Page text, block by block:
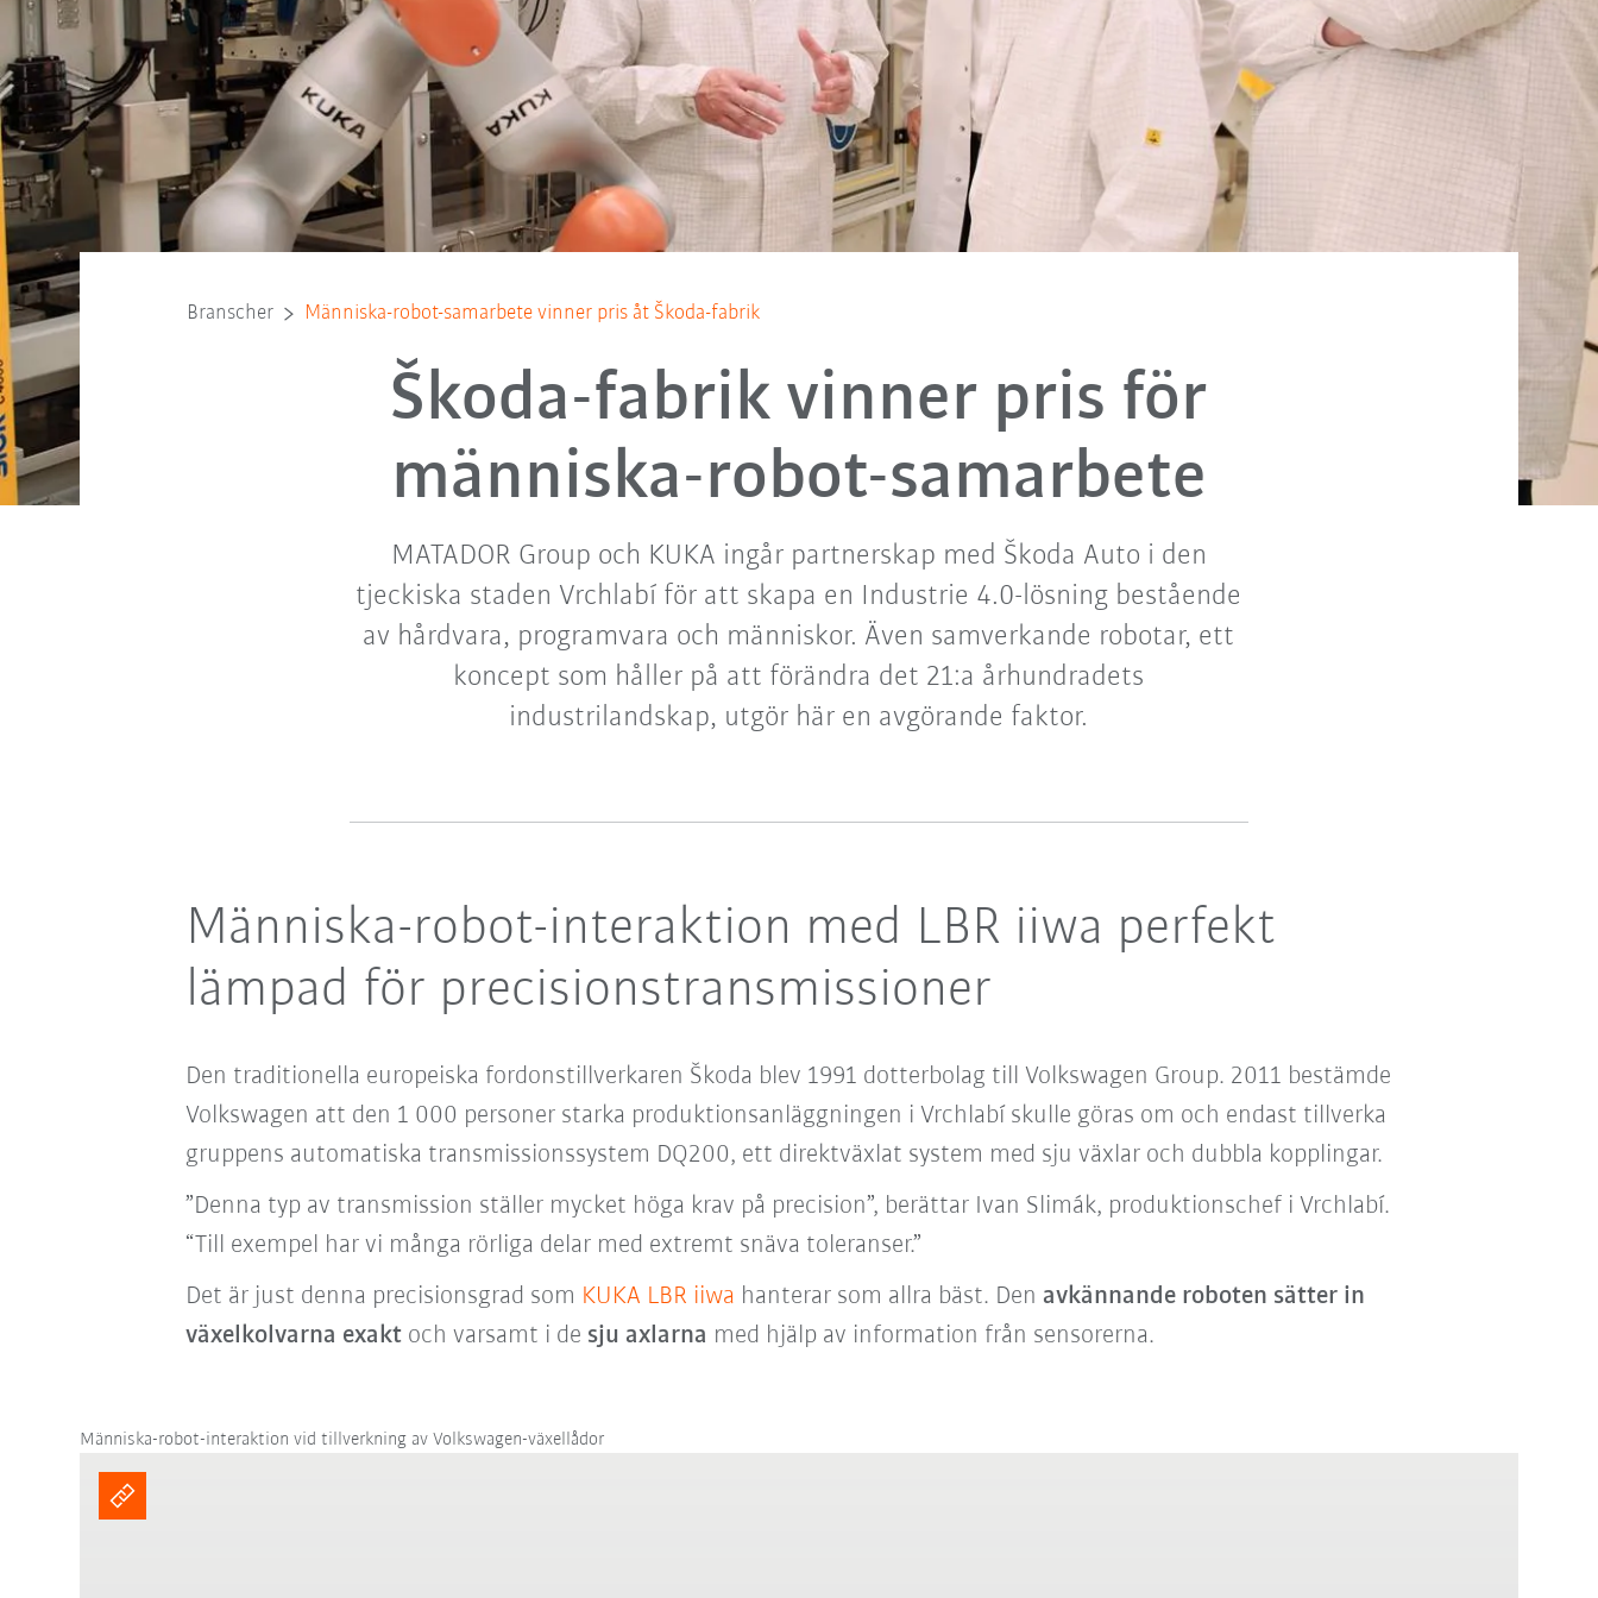
Branscher Människa-robot-samarbete vinner pris åt Škoda-fabrik
Škoda-fabrik vinner pris för
människa-robot-samarbete
MATADOR Group och KUKA ingår partnerskap med Škoda Auto i den
tjeckiska staden Vrchlabí för att skapa en Industrie 4.0-lösning bestående
av hårdvara, programvara och människor. Även samverkande robotar, ett
koncept som håller på att förändra det 21:a århundradets
industrilandskap, utgör här en avgörande faktor.
Människa-robot-interaktion med LBR iiwa perfekt
lämpad för precisionstransmissioner
Den traditionella europeiska fordonstillverkaren Škoda blev 1991 dotterbolag till Volkswagen Group. 2011 bestämde
Volkswagen att den 1 000 personer starka produktionsanläggningen i Vrchlabí skulle göras om och endast tillverka
gruppens automatiska transmissionssystem DQ200, ett direktväxlat system med sju växlar och dubbla kopplingar.
”Denna typ av transmission ställer mycket höga krav på precision”, berättar Ivan Slimák, produktionschef i Vrchlabí.
“Till exempel har vi många rörliga delar med extremt snäva toleranser.”
Det är just denna precisionsgrad som KUKA LBR iiwa hanterar som allra bäst. Den avkännande roboten sätter in
växelkolvarna exakt och varsamt i de sju axlarna med hjälp av information från sensorerna.
Människa-robot-interaktion vid tillverkning av Volkswagen-växellådor